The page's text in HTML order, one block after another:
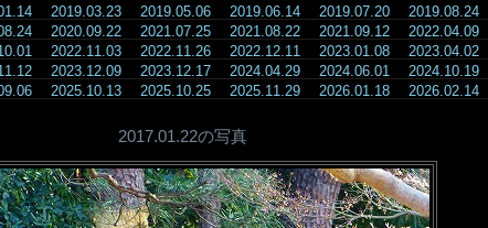
2019.03.23 2019.05.06 2019.06.14 2019.07.20 2019.08.24
2020.09.22 2021.07.25 2021.08.22 2021.09.12 2022.04.09
2022.11.03 2022.11.26 2022.12.11 2023.01.08 2023.04.02
2023.12.09 2023.12.17 2024.04.29 2024.06.01 2024.10.19
2025.10.13 2025.10.25 2025.11.29 2026.01.18 2026.02.14
2017.01.22の写真